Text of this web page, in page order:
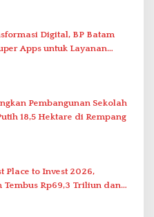
Digital, BP Batam
Apps untuk Layanan
Pembangunan Sekolah
18,5 Hektare di Rempang
Place to Invest 2026,
Tembus Rp69,3 Triliun dan
6,76 Persen